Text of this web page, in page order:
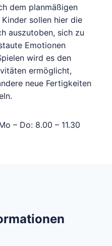
dem planmäßigen
sollen hier die
auszutoben, sich zu
Emotionen
wird es den
ermöglicht,
neue Fertigkeiten
– Do: 8.00 – 11.30